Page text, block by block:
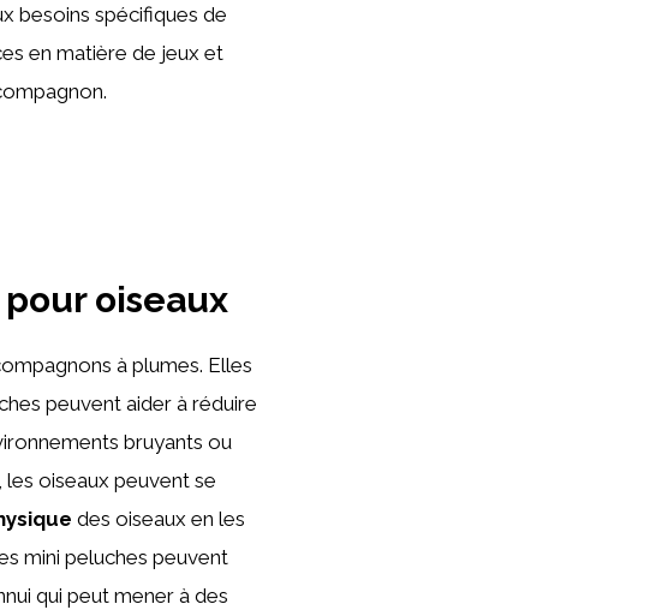
besoins spécifiques de
en matière de jeux et
oiseaux
à plumes. Elles
peuvent aider à réduire
bruyants ou
oiseaux peuvent se
des oiseaux en les
mini peluches peuvent
qui peut mener à des